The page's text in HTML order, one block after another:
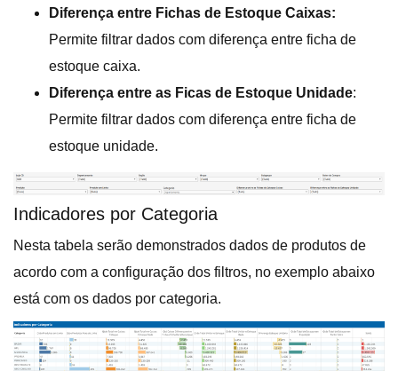
Diferença entre Fichas de Estoque Caixas:
Permite filtrar dados com diferença entre ficha de
estoque caixa.
Diferença entre as Ficas de Estoque Unidade:
Permite filtrar dados com diferença entre ficha de
estoque unidade.
Indicadores por Categoria
Nesta tabela serão demonstrados dados de produtos de
acordo com a configuração dos filtros, no exemplo abaixo
está com os dados por categoria.